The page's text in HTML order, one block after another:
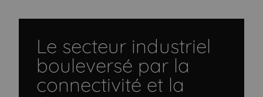
Le secteur industriel
bouleversé par la
connectivité et la